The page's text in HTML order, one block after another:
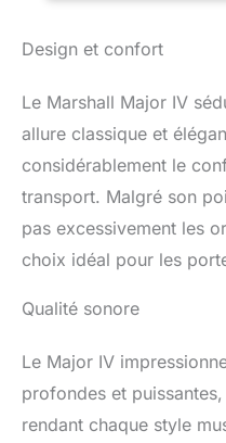
Design et confort
Le Marshall Major IV
allure classique et
considérablement le
transport. Malgré son
pas excessivement les
choix idéal pour les
Qualité sonore
Le Major IV
profondes et
rendant chaque style